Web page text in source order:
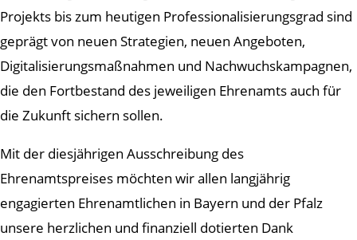
Projekts bis zum heutigen Professionalisierungsgrad sind
geprägt von neuen Strategien, neuen Angeboten,
Digitalisierungsmaßnahmen und Nachwuchskampagnen,
die den Fortbestand des jeweiligen Ehrenamts auch für
die Zukunft sichern sollen.
Mit der diesjährigen Ausschreibung des
Ehrenamtspreises möchten wir allen langjährig
engagierten Ehrenamtlichen in Bayern und der Pfalz
unsere herzlichen und finanziell dotierten Dank